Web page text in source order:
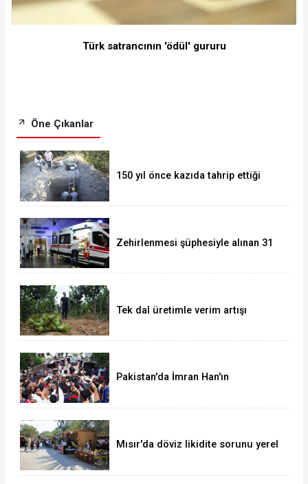
Türk satrancının 'ödül' gururu
Öne Çıkanlar
150 yıl önce kazıda tahrip ettiği
Zehirlenmesi şüphesiyle alınan 31
Tek dal üretimle verim artışı
Pakistan'da İmran Han'ın
Mısır'da döviz likidite sorunu yerel